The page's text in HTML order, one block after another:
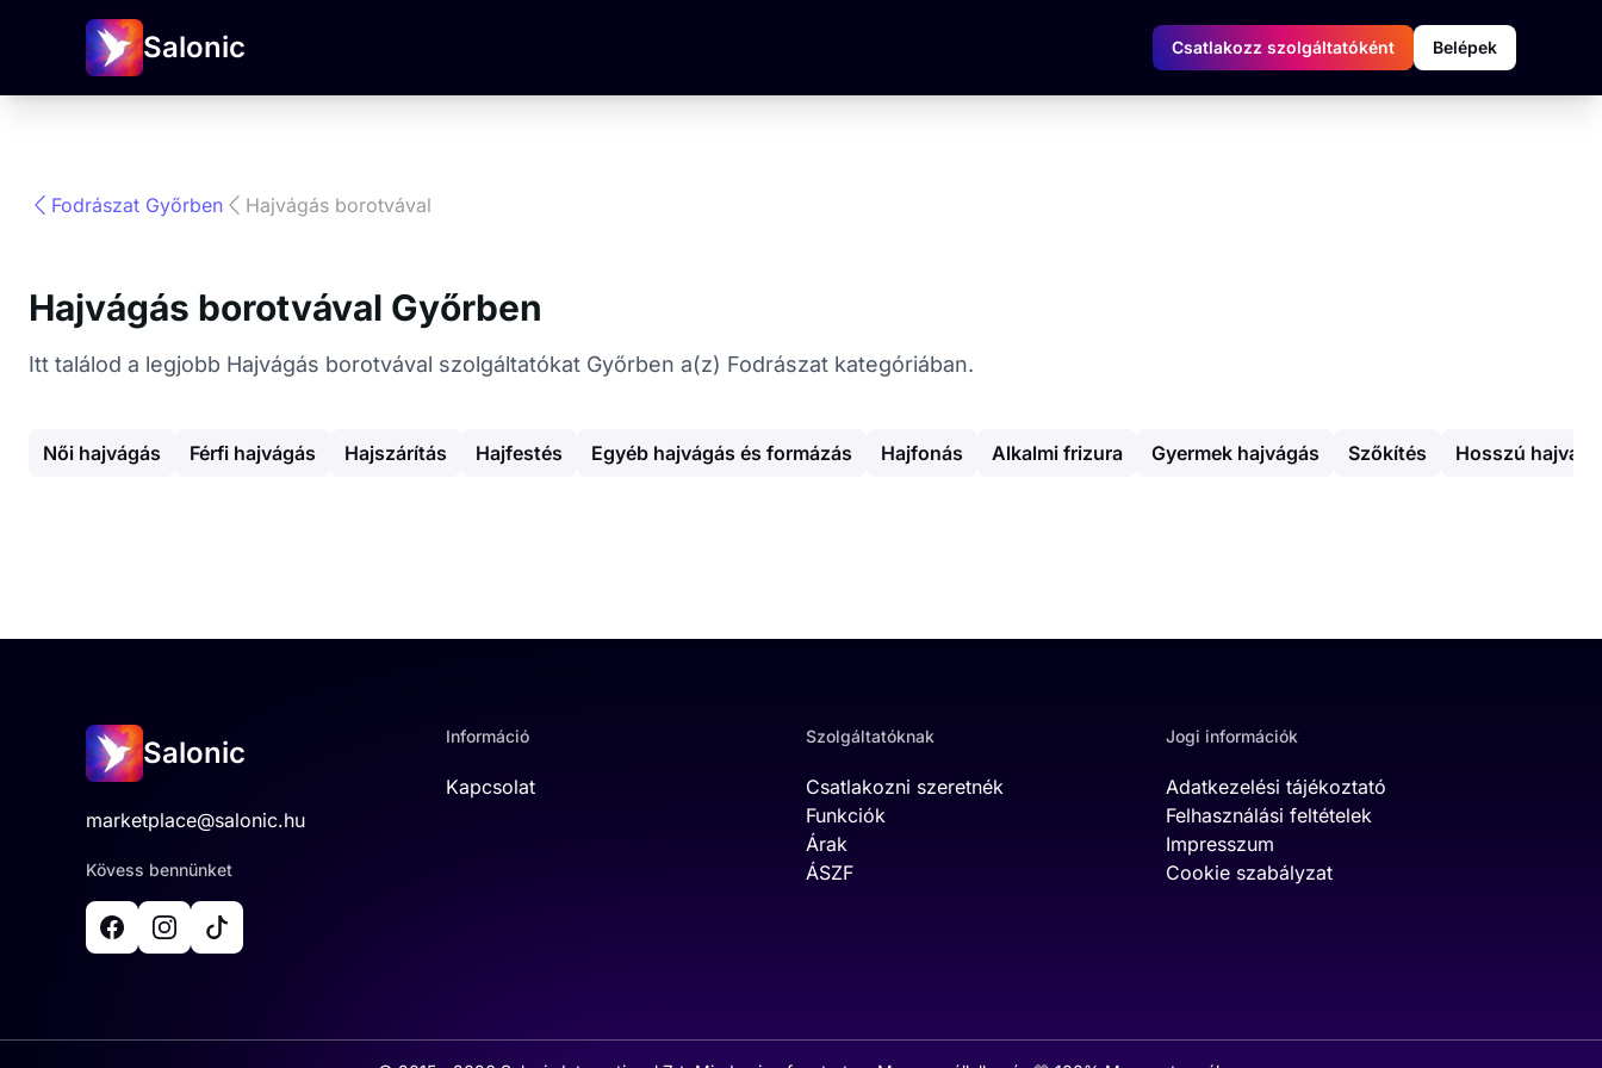
Salonic Csatlakozz szolgáltatóként Belépek
Fodrászat Győrben Hajvágás borotvával
Hajvágás borotvával Győrben
Itt találod a legjobb Hajvágás borotvával szolgáltatókat Győrben a(z) Fodrászat kategóriában.
Női hajvágás Férfi hajvágás Hajszárítás Hajfestés Egyéb hajvágás és formázás Hajfonás Alkalmi frizura Gyermek hajvágás Szőkítés Hosszú
Salonic
marketplace@salonic.hu
Kövess bennünket
Információ
Kapcsolat
Szolgáltatóknak
Csatlakozni szeretnék
Funkciók
Árak
ÁSZF
Jogi információk
Adatkezelési tájékoztató
Felhasználási feltételek
Impresszum
Cookie szabályzat